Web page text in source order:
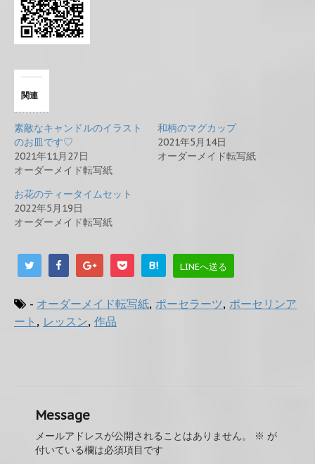
関連
素敵なキャンドルのイラスト
のお皿です♡
2021年11月27日
オーダーメイド転写紙
和柄のマグカップ
2021年5月14日
オーダーメイド転写紙
お花のティータイムセット
2022年5月19日
オーダーメイド転写紙
B! LINEへ送る
- オーダーメイド転写紙, ポーセラーツ, ポーセリンア
ート , レッスン, 作品
Message
メールアドレスが公開されることはありません。 ※ が
付いている欄は必須項目です